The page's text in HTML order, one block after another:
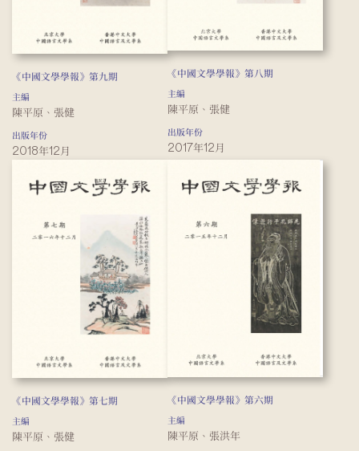
《中國文學學報》第九期
主編
陳平原、張健
出版年份
2018年12月
《中國文學學報》第八期
主編
陳平原、張健
出版年份
2017年12月
《中國文學學報》第七期
主編
陳平原、張健
《中國文學學報》第六期
主編
陳平原、張洪年